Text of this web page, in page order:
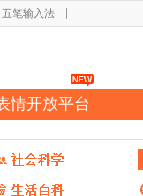
五笔输入法
情开放平台